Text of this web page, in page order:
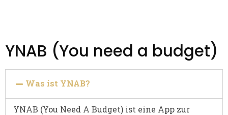
YNAB (You need a budget)
Was ist YNAB?
YNAB (You Need A Budget) ist eine App zur